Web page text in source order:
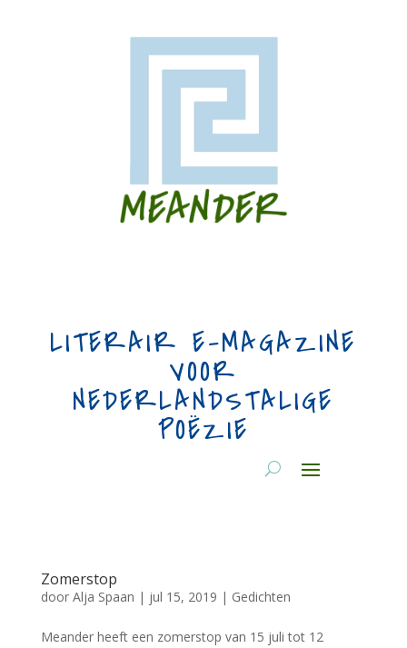
LITERAIR E-MAGAZINE
VOOR
NEDERLANDSTALIGE
POËZIE
Zomerstop
door Alja Spaan | jul 15, 2019 | Gedichten
Meander heeft een zomerstop van 15 juli tot 12